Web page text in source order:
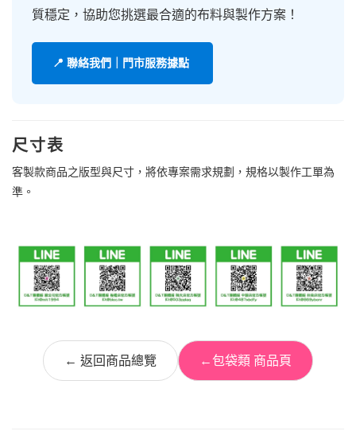
質穩定，協助您挑選最合適的布料與製作方案！
📍 聯絡我們｜門市服務據點
尺寸表
客製款商品之版型與尺寸，將依專案需求規劃，規格以製作工單為
準。
← 返回商品總覽 ←包袋類 商品頁